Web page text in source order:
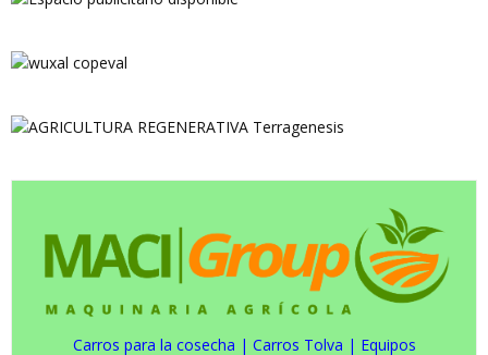
Carros para la cosecha | Carros Tolva | Equipos